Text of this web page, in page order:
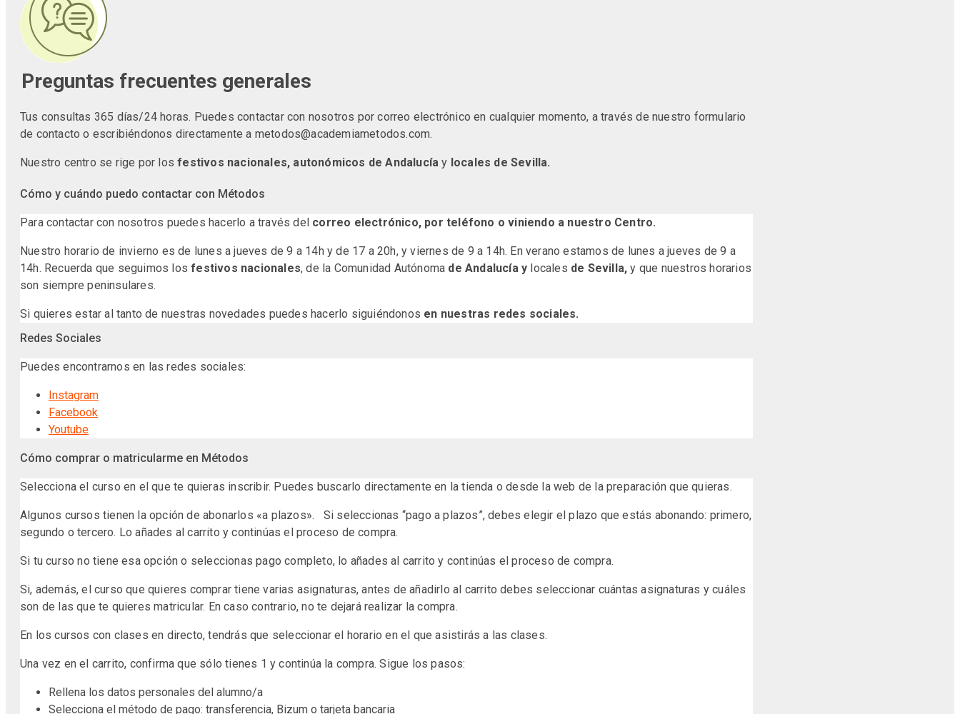
Preguntas frecuentes generales
Tus consultas 365 días/24 horas. Puedes contactar con nosotros por correo electrónico en cualquier momento, a través de nuestro formulario
de contacto o escribiéndonos directamente a metodos@academiametodos.com.
Nuestro centro se rige por los festivos nacionales, autonómicos de Andalucía y locales de Sevilla.
Cómo y cuándo puedo contactar con Métodos
Para contactar con nosotros puedes hacerlo a través del correo electrónico, por teléfono o viniendo a nuestro Centro.
Nuestro horario de invierno es de lunes a jueves de 9 a 14h y de 17 a 20h, y viernes de 9 a 14h. En verano estamos de lunes a jueves de 9 a
14h. Recuerda que seguimos losfestivos nacionales, de la Comunidad Autónoma de Andalucía y locales de Sevilla, y que nuestros horarios
son siempre peninsulares.
Si quieres estar al tanto de nuestras novedades puedes hacerlo siguiéndonos en nuestras redes sociales.
Redes Sociales
Puedes encontrarnos en las redes sociales:
Instagram
Facebook
Youtube
Cómo comprar o matricularme en Métodos
Selecciona el curso en el que te quieras inscribir. Puedes buscarlo directamente en la tienda o desde la web de la preparación que quieras.
Algunos cursos tienen la opción de abonarlos «a plazos». Si seleccionas “pago a plazos”, debes elegir el plazo que estás abonando: primero,
segundo o tercero. Lo añades al carrito y continúas el proceso de compra.
Si tu curso no tiene esa opción o seleccionas pago completo, lo añades al carrito y continúas el proceso de compra.
Si, además, el curso que quieres comprar tiene varias asignaturas, antes de añadirlo al carrito debes seleccionar cuántas asignaturas y cuáles
son de las que te quieres matricular. En caso contrario, no te dejará realizar la compra.
En los cursos con clases en directo, tendrás que seleccionar el horario en el que asistirás a las clases.
Una vez en el carrito, confirma que sólo tienes 1 y continúa la compra. Sigue los pasos:
Rellena los datos personales del alumno/a
Selecciona el método de pago: transferencia, Bizum o tarjeta bancaria